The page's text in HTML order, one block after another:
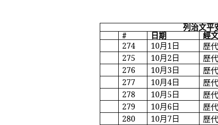
列治文平
# 日期
經
274
10月1日
歷
275
10月2日
歷
276
10月3日
歷
277
10月4日
歷
278
10月5日
歷
279
10月6日
歷
280
10月7日
歷